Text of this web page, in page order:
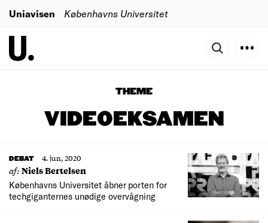
Uniavisen Københavns Universitet
THEME
VIDEOEKSAMEN
DEBAT 4. jun, 2020
af:Niels Bertelsen
Københavns Universitet åbner porten for
techgiganternes unødige overvågning